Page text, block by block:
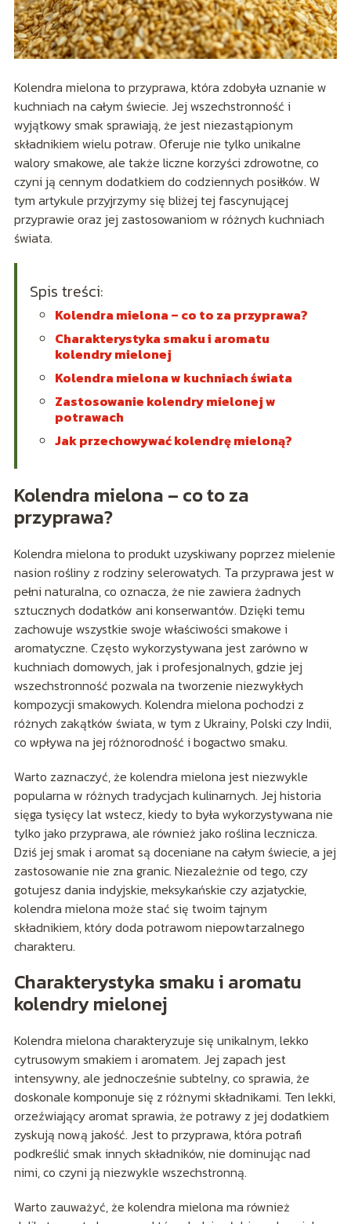
Kolendra mielona to przyprawa, która zdobyła uznanie w
kuchniach na całym świecie. Jej wszechstronność i
wyjątkowy smak sprawiają, że jest niezastąpionym
składnikiem wielu potraw. Oferuje nie tylko unikalne
walory smakowe, ale także liczne korzyści zdrowotne, co
czyni ją cennym dodatkiem do codziennych posiłków. W
tym artykule przyjrzymy się bliżej tej fascynującej
przyprawie oraz jej zastosowaniom w różnych kuchniach
świata.
Spis treści:
Kolendra mielona – co to za przyprawa?
Charakterystyka smaku i aromatu
kolendry mielonej
Kolendra mielona w kuchniach świata
Zastosowanie kolendry mielonej w
potrawach
Jak przechowywać kolendrę mieloną?
Kolendra mielona – co to za
przyprawa?
Kolendra mielona to produkt uzyskiwany poprzez mielenie
nasion rośliny z rodziny selerowatych. Ta przyprawa jest w
pełni naturalna, co oznacza, że nie zawiera żadnych
sztucznych dodatków ani konserwantów. Dzięki temu
zachowuje wszystkie swoje właściwości smakowe i
aromatyczne. Często wykorzystywana jest zarówno w
kuchniach domowych, jak i profesjonalnych, gdzie jej
wszechstronność pozwala na tworzenie niezwykłych
kompozycji smakowych. Kolendra mielona pochodzi z
różnych zakątków świata, w tym z Ukrainy, Polski czy Indii,
co wpływa na jej różnorodność i bogactwo smaku.
Warto zaznaczyć, że kolendra mielona jest niezwykle
popularna w różnych tradycjach kulinarnych. Jej historia
sięga tysięcy lat wstecz, kiedy to była wykorzystywana nie
tylko jako przyprawa, ale również jako roślina lecznicza.
Dziś jej smak i aromat są doceniane na całym świecie, a jej
zastosowanie nie zna granic. Niezależnie od tego, czy
gotujesz dania indyjskie, meksykańskie czy azjatyckie,
kolendra mielona może stać się twoim tajnym
składnikiem, który doda potrawom niepowtarzalnego
charakteru.
Charakterystyka smaku i aromatu
kolendry mielonej
Kolendra mielona charakteryzuje się unikalnym, lekko
cytrusowym smakiem i aromatem. Jej zapach jest
intensywny, ale jednocześnie subtelny, co sprawia, że
doskonale komponuje się z różnymi składnikami. Ten lekki,
orzeźwiający aromat sprawia, że potrawy z jej dodatkiem
zyskują nową jakość. Jest to przyprawa, która potrafi
podkreślić smak innych składników, nie dominując nad
nimi, co czyni ją niezwykle wszechstronną.
Warto zauważyć, że kolendra mielona ma również